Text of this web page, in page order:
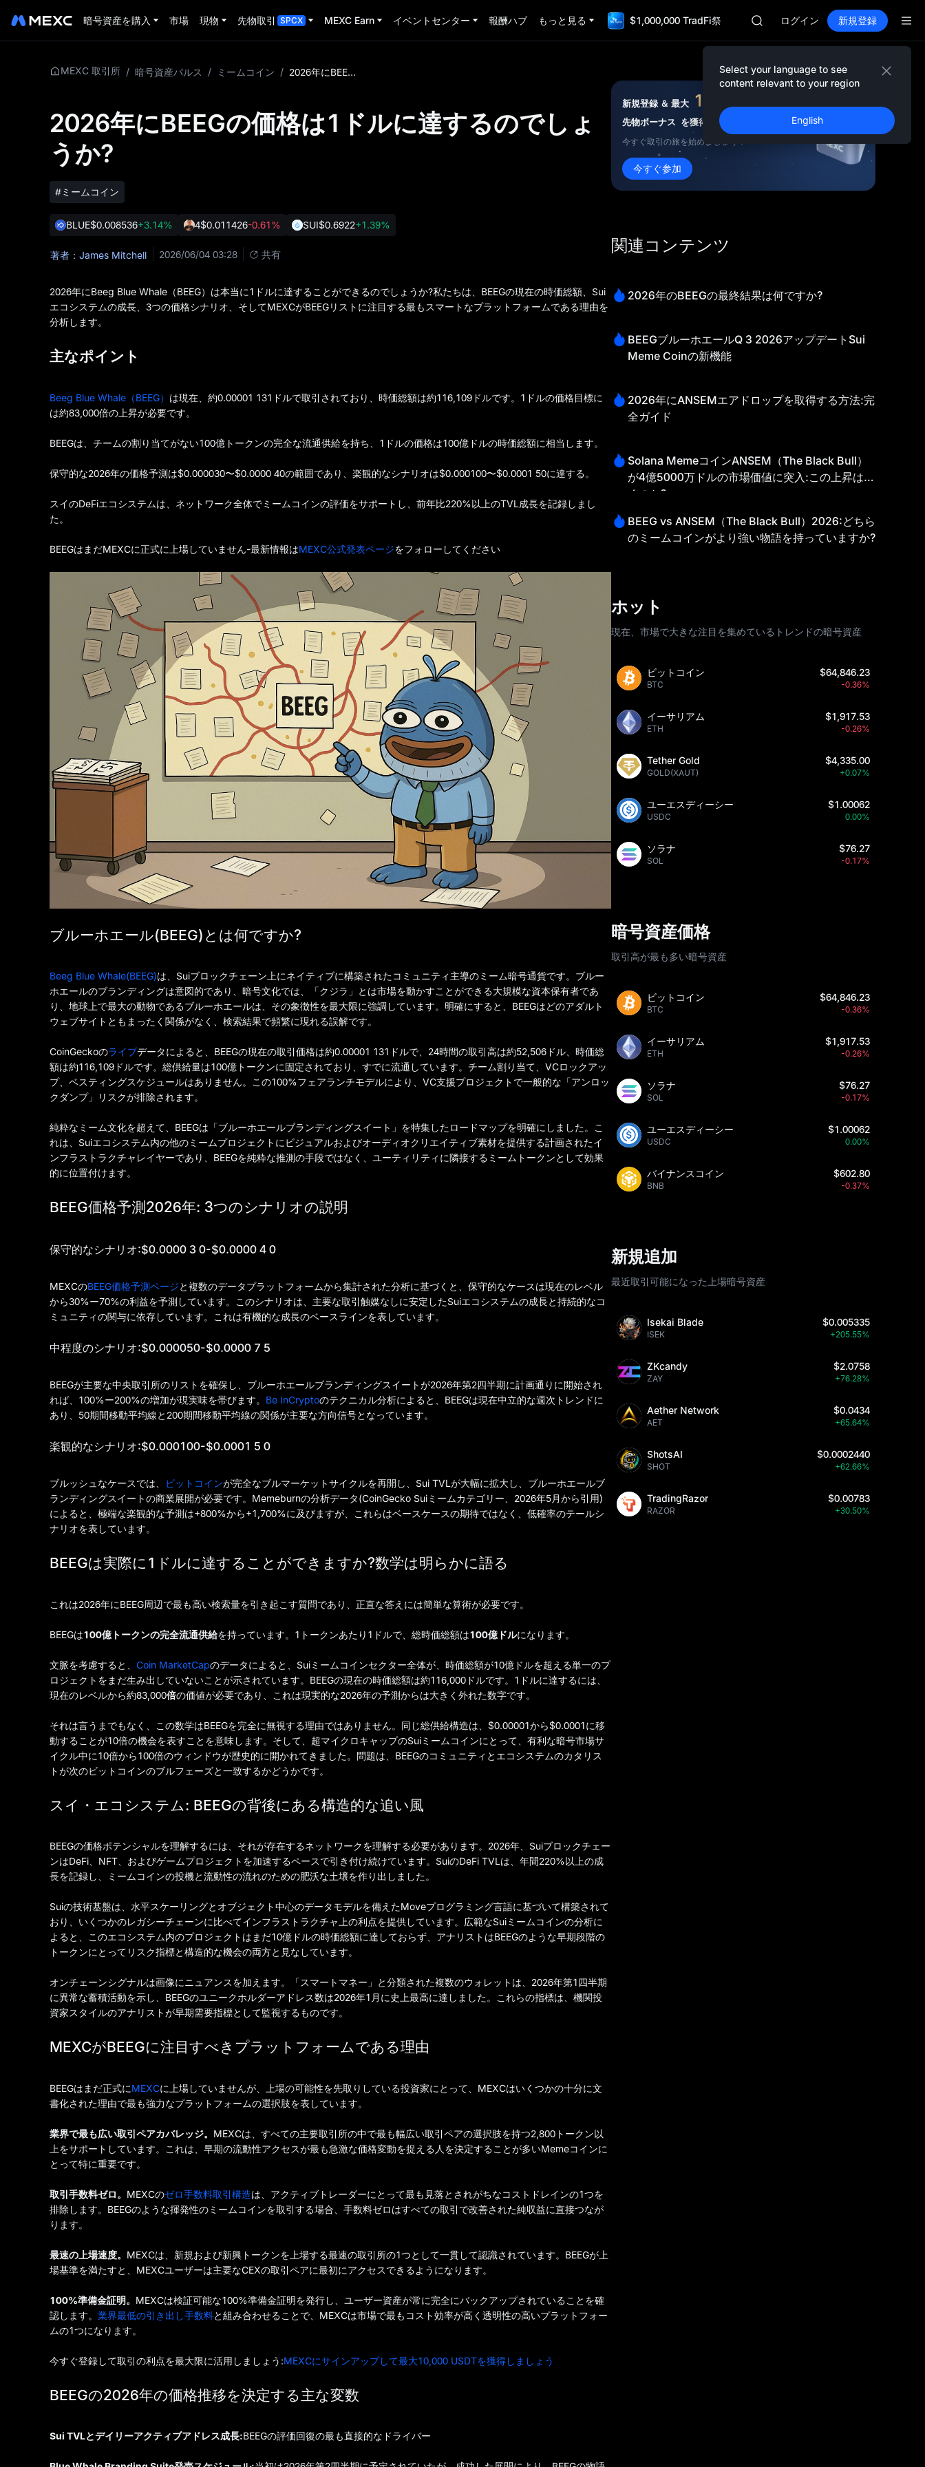
暗号資産を購入 市場 現物 先物取引 SPCX MEXC Earn イベントセンター 報酬ハブ もっと見る $1,000,000 TradFi祭
SKYAI
UNITREE STAR 市場申込 8/10
ロックアップ期限切れ後もSPCX上昇
GOLD(XAU)
AAOI
UNITREE STAR 市場申込 8/10
ロックアップ期限切れ後もSPCX上昇
ログイン 新規登録
Select your language to see
content relevant to your region
English
MEXC 取引所 / 暗号資産パルス / ミームコイン / 2026年にBEEGの価格は1ドルに達するのでしょうか?
2026年にBEEGの価格は1ドルに達するのでしょ
うか?
#ミームコイン
BLUE$0.008536+3.14% 4$0.011426-0.61% SUI$0.6922+1.39%
著者：James Mitchell 2026/06/04 03:28 共有
2026年にBeeg Blue Whale（BEEG）は本当に1ドルに達することができるのでしょうか?私たちは、BEEGの現在の時価総額、Sui
エコシステムの成長、3つの価格シナリオ、そしてMEXCがBEEGリストに注目する最もスマートなプラットフォームである理由を
分析します。
主なポイント
Beeg Blue Whale（BEEG） は現在、約0.00001 131ドルで取引されており、時価総額は約116,109ドルです。1ドルの価格目標に
は約83,000倍の上昇が必要です。
BEEGは、チームの割り当てがない100億トークンの完全な流通供給を持ち、1ドルの価格は100億ドルの時価総額に相当します。
保守的な2026年の価格予測は$0.000030〜$0.0000 40の範囲であり、楽観的なシナリオは$0.000100〜$0.0001 50に達する。
スイのDeFiエコシステムは、ネットワーク全体でミームコインの評価をサポートし、前年比220%以上のTVL成長を記録しまし
た。
BEEGはまだMEXCに正式に上場していません-最新情報はMEXC公式発表ページをフォローしてください
ブルーホエール(BEEG)とは何ですか?
Beeg Blue Whale(BEEG)は、Suiブロックチェーン上にネイティブに構築されたコミュニティ主導のミーム暗号通貨です。ブルー
ホエールのブランディングは意図的であり、暗号文化では、「クジラ」とは市場を動かすことができる大規模な資本保有者であ
り、地球上で最大の動物であるブルーホエールは、その象徴性を最大限に強調しています。明確にすると、BEEGはどのアダルト
ウェブサイトともまったく関係がなく、検索結果で頻繁に現れる誤解です。
CoinGeckoのライブデータによると、BEEGの現在の取引価格は約0.00001 131ドルで、24時間の取引高は約52,506ドル、時価総
額は約116,109ドルです。総供給量は100億トークンに固定されており、すでに流通しています。チーム割り当て、VCロックアッ
プ、ベスティングスケジュールはありません。この100%フェアランチモデルにより、VC支援プロジェクトで一般的な「アンロッ
クダンプ」リスクが排除されます。
純粋なミーム文化を超えて、BEEGは「ブルーホエールブランディングスイート」を特集したロードマップを明確にしました。こ
れは、Suiエコシステム内の他のミームプロジェクトにビジュアルおよびオーディオクリエイティブ素材を提供する計画されたイ
ンフラストラクチャレイヤーであり、BEEGを純粋な推測の手段ではなく、ユーティリティに隣接するミームトークンとして効果
的に位置付けます。
BEEG価格予測2026年: 3つのシナリオの説明
保守的なシナリオ:$0.0000 3 0-$0.0000 4 0
MEXCのBEEG価格予測ページと複数のデータプラットフォームから集計された分析に基づくと、保守的なケースは現在のレベル
から30%ー70%の利益を予測しています。このシナリオは、主要な取引触媒なしに安定したSuiエコシステムの成長と持続的なコ
ミュニティの関与に依存しています。これは有機的な成長のベースラインを表しています。
中程度のシナリオ:$0.000050-$0.0000 7 5
BEEGが主要な中央取引所のリストを確保し、ブルーホエールブランディングスイートが2026年第2四半期に計画通りに開始され
れば、100%ー200%の増加が現実味を帯びます。 Be InCryptoのテクニカル分析によると、BEEGは現在中立的な週次トレンドに
あり、50期間移動平均線と200期間移動平均線の関係が主要な方向信号となっています。
楽観的なシナリオ:$0.000100-$0.0001 5 0
ブルッシュなケースでは、 ビットコインが完全なブルマーケットサイクルを再開し、Sui TVLが大幅に拡大し、ブルーホエールブ
ランディングスイートの商業展開が必要です。Memeburnの分析データ(CoinGecko Suiミームカテゴリー、2026年5月から引用)
によると、極端な楽観的な予測は+800%から+1,700%に及びますが、これらはベースケースの期待ではなく、低確率のテールシ
ナリオを表しています。
BEEGは実際に1ドルに達することができますか?数学は明らかに語る
これは2026年にBEEG周辺で最も高い検索量を引き起こす質問であり、正直な答えには簡単な算術が必要です。
BEEGは100億トークンの完全流通供給を持っています。1トークンあたり1ドルで、総時価総額は100億ドルになります。
文脈を考慮すると、 Coin MarketCapのデータによると、Suiミームコインセクター全体が、時価総額が10億ドルを超える単一のプ
ロジェクトをまだ生み出していないことが示されています。BEEGの現在の時価総額は約116,000ドルです。1ドルに達するには、
現在のレベルから約83,000倍の価値が必要であり、これは現実的な2026年の予測からは大きく外れた数字です。
それは言うまでもなく、この数学はBEEGを完全に無視する理由ではありません。同じ総供給構造は、$0.00001から$0.0001に移
動することが10倍の機会を表すことを意味します。そして、超マイクロキャップのSuiミームコインにとって、有利な暗号市場サ
イクル中に10倍から100倍のウィンドウが歴史的に開かれてきました。問題は、BEEGのコミュニティとエコシステムのカタリス
トが次のビットコインのブルフェーズと一致するかどうかです。
スイ・エコシステム: BEEGの背後にある構造的な追い風
BEEGの価格ポテンシャルを理解するには、それが存在するネットワークを理解する必要があります。2026年、Suiブロックチェー
ンはDeFi、NFT、およびゲームプロジェクトを加速するペースで引き付け続けています。SuiのDeFi TVLは、年間220%以上の成
長を記録し、ミームコインの投機と流動性の流れのための肥沃な土壌を作り出しました。
Suiの技術基盤は、水平スケーリングとオブジェクト中心のデータモデルを備えたMoveプログラミング言語に基づいて構築されて
おり、いくつかのレガシーチェーンに比べてインフラストラクチャ上の利点を提供しています。広範なSuiミームコインの分析に
よると、このエコシステム内のプロジェクトはまだ10億ドルの時価総額に達しておらず、アナリストはBEEGのような早期段階の
トークンにとってリスク指標と構造的な機会の両方と見なしています。
オンチェーンシグナルは画像にニュアンスを加えます。「スマートマネー」と分類された複数のウォレットは、2026年第1四半期
に異常な蓄積活動を示し、BEEGのユニークホルダーアドレス数は2026年1月に史上最高に達しました。これらの指標は、機関投
資家スタイルのアナリストが早期需要指標として監視するものです。
MEXCがBEEGに注目すべきプラットフォームである理由
BEEGはまだ正式にMEXCに上場していませんが、上場の可能性を先取りしている投資家にとって、MEXCはいくつかの十分に文
書化された理由で最も強力なプラットフォームの選択肢を表しています。
業界で最も広い取引ペアカバレッジ。 MEXCは、すべての主要取引所の中で最も幅広い取引ペアの選択肢を持つ2,800トークン以
上をサポートしています。これは、早期の流動性アクセスが最も急激な価格変動を捉える人を決定することが多いMemeコインに
とって特に重要です。
取引手数料ゼロ。 MEXCのゼロ手数料取引構造は、アクティブトレーダーにとって最も見落とされがちなコストドレインの1つを
排除します。BEEGのような揮発性のミームコインを取引する場合、手数料ゼロはすべての取引で改善された純収益に直接つなが
ります。
最速の上場速度。 MEXCは、新規および新興トークンを上場する最速の取引所の1つとして一貫して認識されています。BEEGが上
場基準を満たすと、MEXCユーザーは主要なCEXの取引ペアに最初にアクセスできるようになります。
100%準備金証明。 MEXCは検証可能な100%準備金証明を発行し、ユーザー資産が常に完全にバックアップされていることを確
認します。 業界最低の引き出し手数料と組み合わせることで、MEXCは市場で最もコスト効率が高く透明性の高いプラットフォー
ムの1つになります。
今すぐ登録して取引の利点を最大限に活用しましょう:MEXCにサインアップして最大10,000 USDTを獲得しましょう
BEEGの2026年の価格推移を決定する主な変数
Sui TVLとデイリーアクティブアドレス成長:BEEGの評価回復の最も直接的なドライバー
新規登録 ＆ 最大 10,000
先物ボーナス を獲得
今すぐ取引の旅を始めましょう！
今すぐ参加
関連コンテンツ
2026年のBEEGの最終結果は何ですか?
BEEGブルーホエールQ 3 2026アップデートSui
Meme Coinの新機能
2026年にANSEMエアドロップを取得する方法:完
全ガイド
Solana MemeコインANSEM（The Black Bull）
が4億5000万ドルの市場価値に突入:この上昇は続
くのか?
BEEG vs ANSEM（The Black Bull）2026:どちら
のミームコインがより強い物語を持っていますか?
ホット
現在、市場で大きな注目を集めているトレンドの暗号資産
ビットコイン
BTC
$64,846.23
-0.36%
イーサリアム
ETH
$1,917.53
-0.26%
Tether Gold
GOLD(XAUT)
$4,335.00
+0.07%
ユーエスディーシー
USDC
$1.00062
0.00%
ソラナ
SOL
$76.27
-0.17%
暗号資産価格
取引高が最も多い暗号資産
ビットコイン
BTC
$64,846.23
-0.36%
イーサリアム
ETH
$1,917.53
-0.26%
ソラナ
SOL
$76.27
-0.17%
ユーエスディーシー
USDC
$1.00062
0.00%
バイナンスコイン
BNB
$602.80
-0.37%
新規追加
最近取引可能になった上場暗号資産
Isekai Blade
ISEK
$0.005335
+205.55%
ZKcandy
ZAY
$2.0758
+76.28%
Aether Network
AET
$0.0434
+65.64%
ShotsAI
SHOT
$0.0002440
+62.66%
TradingRazor
RAZOR
$0.00783
+30.50%